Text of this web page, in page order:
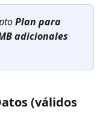
Plan para
adicionales
(válidos